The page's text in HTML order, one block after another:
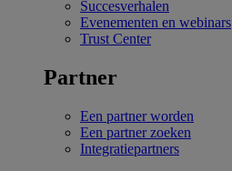
Succesverhalen
Evenementen en webinars
Trust Center
Partner
Een partner worden
Een partner zoeken
Integratiepartners